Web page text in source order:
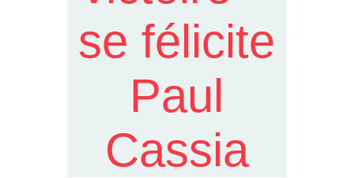
se félicite
Paul
Cassia